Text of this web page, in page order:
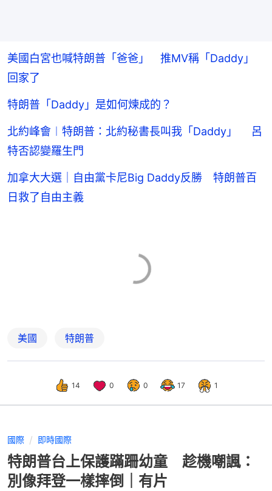
美國白宮也喊特朗普「爸爸」 推MV稱「Daddy」
回家了
特朗普「Daddy」是如何煉成的？
北約峰會︱特朗普：北約秘書長叫我「Daddy」 呂
特否認變羅生門
加拿大大選｜自由黨卡尼Big Daddy反勝 特朗普百
日救了自由主義
美國 特朗普
14 0 0 17 1
國際 即時國際
特朗普台上保護蹣跚幼童 趁機嘲諷：
別像拜登一樣摔倒｜有片